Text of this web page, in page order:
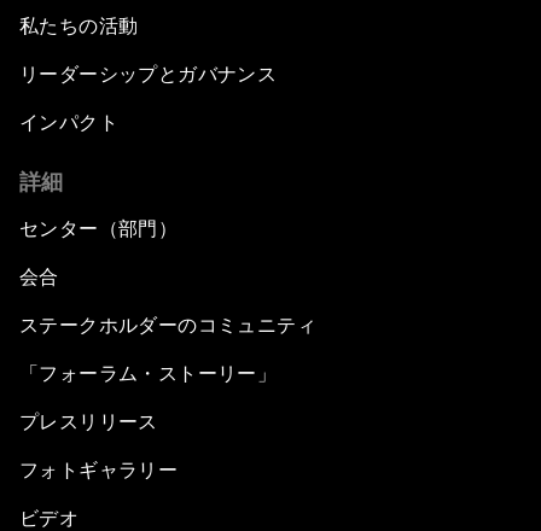
私たちの活動
リーダーシップとガバナンス
インパクト
詳細
センター（部門）
会合
ステークホルダーのコミュニティ
「フォーラム・ストーリー」
プレスリリース
フォトギャラリー
ビデオ